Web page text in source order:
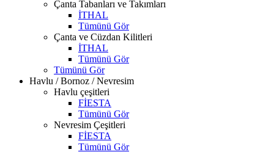
Çanta Tabanları ve Takımları
İTHAL
Tümünü Gör
Çanta ve Cüzdan Kilitleri
İTHAL
Tümünü Gör
Tümünü Gör
Havlu / Bornoz / Nevresim
Havlu çeşitleri
FİESTA
Tümünü Gör
Nevresim Çeşitleri
FİESTA
Tümünü Gör